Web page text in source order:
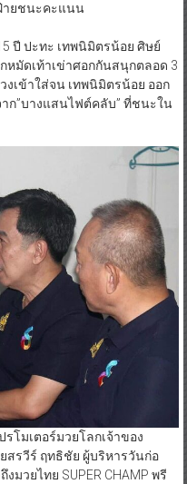
ายชนะคะแนน
ปี ปะทะ เทพนิมิตรน้อย ศิษย์
หมัดเท้าเข่าศอกกันสนุกตลอด 3
เข้าใส่จน เทพนิมิตรน้อย ออก
ก”บางแสนไฟต์คลับ” ที่ชนะใน
โมเตอร์มวยโลกเจ้าของ
สรวีร์ ฤทธิชัย ผู้บริหารวันก่อ
มวยไทย SUPER CHAMP พรี